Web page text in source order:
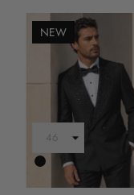
NEW
Nero